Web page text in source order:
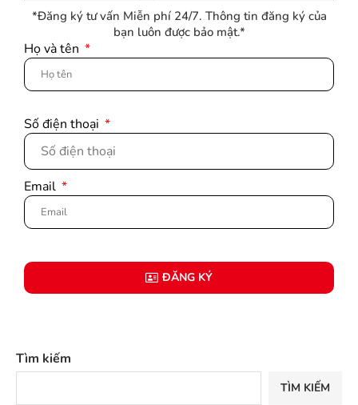
*Đăng ký tư vấn Miễn phí 24/7. Thông tin đăng ký của
bạn luôn được bảo mật.*
Họ và tên
Số điện thoại
Email
ĐĂNG KÝ
Tìm kiếm
TÌM KIẾM